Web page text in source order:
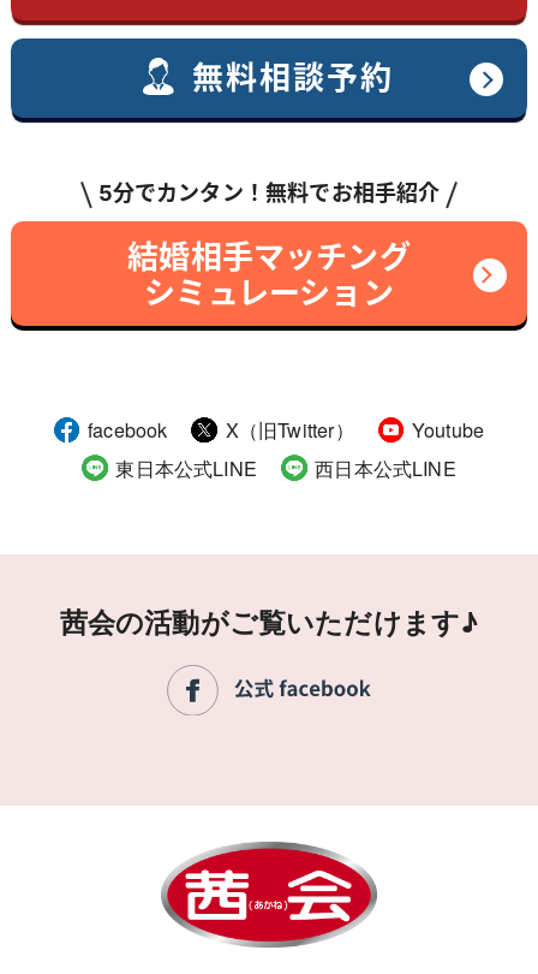
無料相談予約
5分でカンタン！無料でお相手紹介
結婚相手マッチング
シミュレーション
facebook X（旧Twitter）
Youtube
東日本公式LINE
西日本公式LINE
茜会の活動がご覧いただけます♪